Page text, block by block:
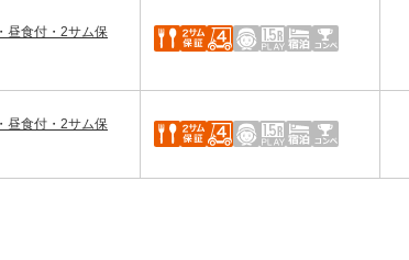
昼食付・2サム保
昼食付・2サム保